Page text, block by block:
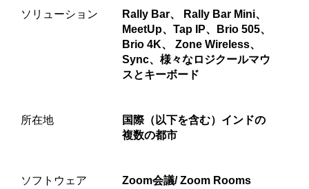
ソリューション
Rally Bar、 Rally Bar Mini、
MeetUp、Tap IP、Brio 505、
Brio 4K、 Zone Wireless、
Sync、様々なロジクールマウ
スとキーボード
所在地
国際（以下を含む）インドの
複数の都市
ソフトウェア Zoom会議/ Zoom Rooms